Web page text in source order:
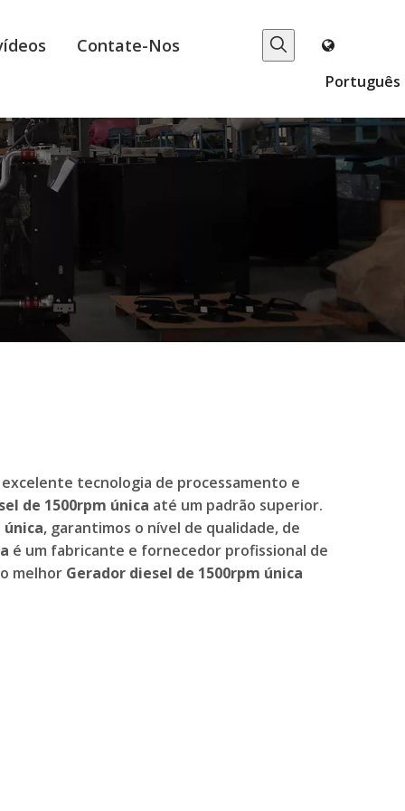
Contate-Nos
Português
tecnologia de processamento e
de 1500rpm única até um padrão superior.
única, garantimos o nível de qualidade, de
é um fabricante e fornecedor profissional de
melhor Gerador diesel de 1500rpm única